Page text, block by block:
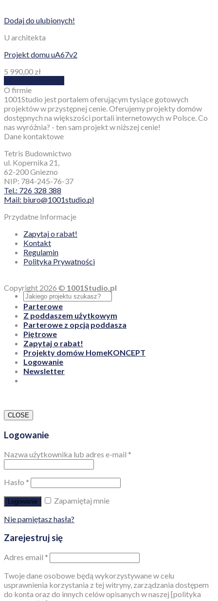
Dodaj do ulubionych!
U architekta
Projekt domu uA67v2
5 990,00 zł
O firmie
1001Studio jest portalem oferującym tysiące gotowych
projektów w przystępnej cenie. Oferujemy projekty domów
dostępnych na większości portali internetowych w Polsce. Co
nas wyróżnia? - ten sam projekt w niższej cenie!
Dane kontaktowe
Tetris Budownictwo
ul. Kopernika 21,
62-200 Gniezno
NIP: 784-245-76-37
Tel.: 726 328 388
Mail: biuro@1001studio.pl
Przydatne Informacje
Zapytaj o rabat!
Kontakt
Regulamin
Polityka Prywatności
Copyright 2026 © 1001Studio.pl
Parterowe
Z poddaszem użytkowym
Parterowe z opcją poddasza
Piętrowe
Zapytaj o rabat!
Projekty domów HomeKONCEPT
Logowanie
Newsletter
CLOSE
Logowanie
Nazwa użytkownika lub adres e-mail *
Hasło *
Logowanie
Zapamiętaj mnie
Nie pamiętasz hasła?
Zarejestruj się
Adres email *
Twoje dane osobowe będą wykorzystywane w celu
usprawnienia korzystania z tej witryny, zarządzania dostępem
do konta oraz do innych celów opisanych w naszej [polityka